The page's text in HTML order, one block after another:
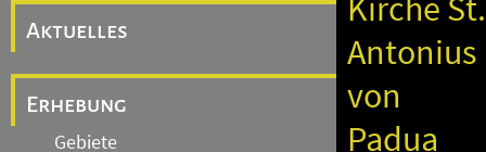
Aktuelles
Erhebung
Gebiete
Kirche St.
Antonius
von
Padua